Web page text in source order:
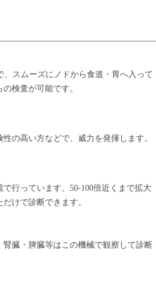
スムーズにノドから食道・胃へ入って
検査が可能です。
の高い方などで、威力を発揮します。
行っています。50-100倍近くまで拡大
けで診断できます。
臓・脾臓等はこの機械で観察して診断